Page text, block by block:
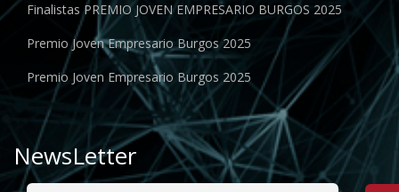
Finalistas PREMIO JOVEN EMPRESARIO BURGOS 2025
Premio Joven Empresario Burgos 2025
Premio Joven Empresario Burgos 2025
NewsLetter